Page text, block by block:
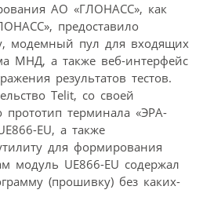
АО «ГЛОНАСС», как
предоставило
модемный пул для входящих
МНД, а также веб-интерфейс
результатов тестов.
Telit, со своей
прототип терминала «ЭРА-
EU, а также
для формирования
модуль UE866-EU содержал
(прошивку) без каких-